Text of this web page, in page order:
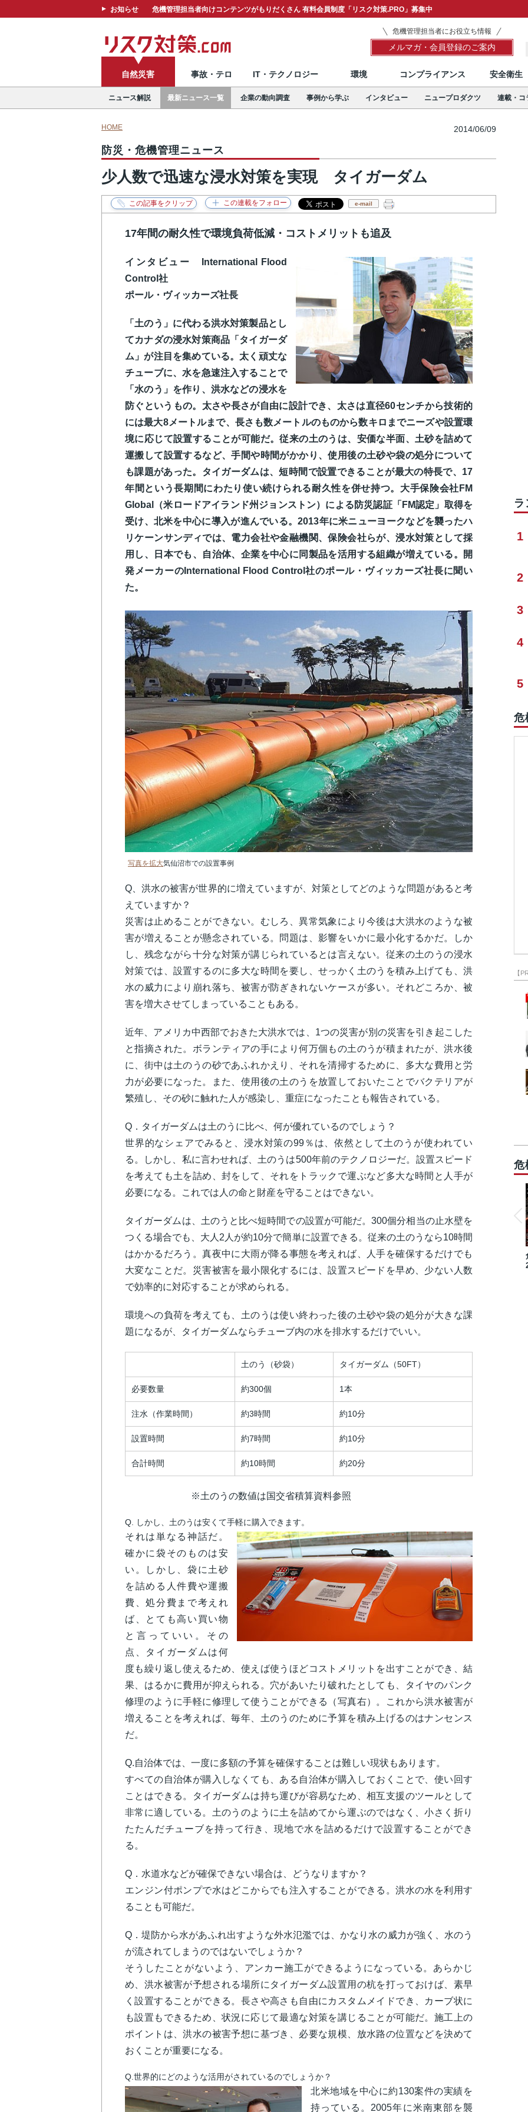
お知らせ 危機管理担当者向けコンテンツがもりだくさん 有料会員制度「リスク対策.PRO」募集中
危機管理担当者にお役立ち情報
メルマガ・会員登録のご案内
自然災害 事故・テロ IT・テクノロジー 環境 コンプライアンス 安全衛生
ニュース解説 最新ニュース一覧 企業の動向調査 事例から学ぶ インタビュー ニュープロダクツ 連載・コ
HOME 2014/06/09
防災・危機管理ニュース
少人数で迅速な浸水対策を実現 タイガーダム
e-mail
17年間の耐久性で環境負荷低減・コストメリットも追及
インタビュー International Flood
Control社
ポール・ヴィッカーズ社長
「土のう」に代わる洪水対策製品とし
てカナダの浸水対策商品「タイガーダ
ム」が注目を集めている。太く頑丈な
チューブに、水を急速注入することで
「水のう」を作り、洪水などの浸水を
防ぐというもの。太さや長さが自由に設計でき、太さは直径60センチから技術的
には最大8メートルまで、長さも数メートルのものから数キロまでニーズや設置環
境に応じて設置することが可能だ。従来の土のうは、安価な半面、土砂を詰めて
運搬して設置するなど、手間や時間がかかり、使用後の土砂や袋の処分について
も課題があった。タイガーダムは、短時間で設置できることが最大の特長で、17
年間という長期間にわたり使い続けられる耐久性を併せ持つ。大手保険会社FM
Global（米ロードアイランド州ジョンストン）による防災認証「FM認定」取得を
受け、北米を中心に導入が進んでいる。2013年に米ニューヨークなどを襲ったハ
リケーンサンディでは、電力会社や金融機関、保険会社らが、浸水対策として採
用し、日本でも、自治体、企業を中心に同製品を活用する組織が増えている。開
発メーカーのInternational Flood Control社のポール・ヴィッカーズ社長に聞い
た。
写真を拡大気仙沼市での設置事例
Q 、洪水の被害が世界的に増えていますが、対策としてどのような問題があると考
えていますか？
災害は止めることができない。むしろ、異常気象により今後は大洪水のような被
害が増えることが懸念されている。問題は、影響をいかに最小化するかだ。しか
し、残念ながら十分な対策が講じられているとは言えない。従来の土のうの浸水
対策では、設置するのに多大な時間を要し、せっかく土のうを積み上げても、洪
水の威力により崩れ落ち、被害が防ぎきれないケースが多い。それどころか、被
害を増大させてしまっていることもある。
近年、アメリカ中西部でおきた大洪水では、1つの災害が別の災害を引き起こした
と指摘された。ボランティアの手により何万個もの土のうが積まれたが、洪水後
に、街中は土のうの砂であふれかえり、それを清掃するために、多大な費用と労
力が必要になった。また、使用後の土のうを放置しておいたことでバクテリアが
繁殖し、その砂に触れた人が感染し、重症になったことも報告されている。
Q ．タイガーダムは土のうに比べ、何が優れているのでしょう？
世界的なシェアでみると、浸水対策の99％は、依然として土のうが使われてい
る。しかし、私に言わせれば、土のうは500年前のテクノロジーだ。設置スピード
を考えても土を詰め、封をして、それをトラックで運ぶなど多大な時間と人手が
必要になる。これでは人の命と財産を守ることはできない。
タイガーダムは、土のうと比べ短時間での設置が可能だ。300個分相当の止水壁を
つくる場合でも、大人2人が約10分で簡単に設置できる。従来の土のうなら10時間
はかかるだろう。真夜中に大雨が降る事態を考えれば、人手を確保するだけでも
大変なことだ。災害被害を最小限化するには、設置スピードを早め、少ない人数
で効率的に対応することが求められる。
環境への負荷を考えても、土のうは使い終わった後の土砂や袋の処分が大きな課
題になるが、タイガーダムならチューブ内の水を排水するだけでいい。
土のう（砂袋） タイガーダム（50FT）
必要数量 約300個 1本
注水（作業時間） 約3時間 約10分
設置時間 約7時間 約10分
合計時間 約10時間 約20分
※土のうの数値は国交省積算資料参照
Q. しかし、土のうは安くて手軽に購入できます。
それは単なる神話だ。
確かに袋そのものは安
い。しかし、袋に土砂
を詰める人件費や運搬
費、処分費まで考えれ
ば、とても高い買い物
と言っていい。その
点、タイガーダムは何
度も繰り返し使えるため、使えば使うほどコストメリットを出すことができ、結
果、はるかに費用が抑えられる。穴があいたり破れたとしても、タイヤのパンク
修理のように手軽に修理して使うことができる（写真右）。これから洪水被害が
増えることを考えれば、毎年、土のうのために予算を積み上げるのはナンセンス
だ。
Q.自治体では、一度に多額の予算を確保することは難しい現状もあります。
すべての自治体が購入しなくても、ある自治体が購入しておくことで、使い回す
ことはできる。タイガーダムは持ち運びが容易なため、相互支援のツールとして
非常に適している。土のうのように土を詰めてから運ぶのではなく、小さく折り
たたんだチューブを持って行き、現地で水を詰めるだけで設置することができ
る。
Q ．水道水などが確保できない場合は、どうなりますか？
エンジン付ポンプで水はどこからでも注入することができる。洪水の水を利用す
ることも可能だ。
Q ．堤防から水があふれ出すような外水氾濫では、かなり水の威力が強く、水のう
が流されてしまうのではないでしょうか？
そうしたことがないよう、アンカー施工ができるようになっている。あらかじ
め、洪水被害が予想される場所にタイガーダム設置用の杭を打っておけば、素早
く設置することができる。長さや高さも自由にカスタムメイドでき、カーブ状に
も設置もできるため、状況に応じて最適な対策を講じることが可能だ。施工上の
ポイントは、洪水の被害予想に基づき、必要な規模、放水路の位置などを決めて
おくことが重要になる。
Q.世界的にどのような活用がされているのでしょうか？
北米地域を中心に約130案件の実績を
持っている。2005年に米南東部を襲
1
2
3
4
5
危
【
危